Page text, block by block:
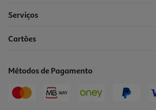
Serviços
Cartões
Métodos de Pagamento